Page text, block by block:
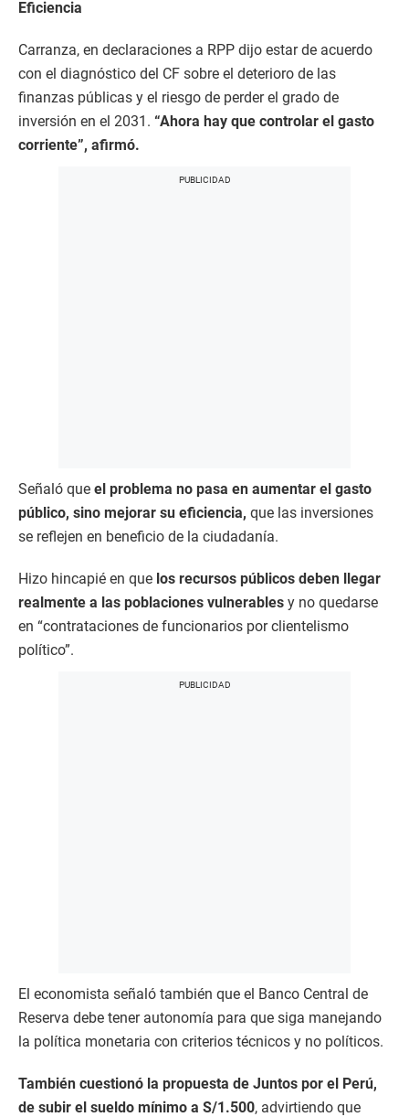
Eficiencia
Carranza, en declaraciones a RPP dijo estar de acuerdo
con el diagnóstico del CF sobre el deterioro de las
finanzas públicas y el riesgo de perder el grado de
inversión en el 2031. “Ahora hay que controlar el gasto
corriente”, afirmó.
Señaló que el problema no pasa en aumentar el gasto
público, sino mejorar su eficiencia, que las inversiones
se reflejen en beneficio de la ciudadanía.
Hizo hincapié en que los recursos públicos deben llegar
realmente a las poblaciones vulnerables y no quedarse
en “contrataciones de funcionarios por clientelismo
político”.
El economista señaló también que el Banco Central de
Reserva debe tener autonomía para que siga manejando
la política monetaria con criterios técnicos y no políticos.
También cuestionó la propuesta de Juntos por el Perú,
de subir el sueldo mínimo a S/1.500, advirtiendo que